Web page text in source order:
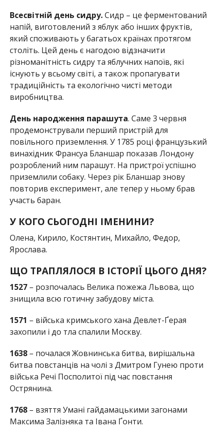
Всесвітній день сидру.Сидр – це ферментований
напій, виготовлений з яблук або інших фруктів,
який споживають у багатьох країнах протягом
століть. Цей день є нагодою відзначити
різноманітність сидру та яблучних напоїв, які
існують у всьому світі, а також пропагувати
традиційність та екологічно чисті методи
виробництва.
День народження парашута. Саме 3 червня
продемонстрували перший пристрій для
повільного приземлення. У 1785 році французький
винахідник Франсуа Бланшар показав Лондону
розроблений ним парашут. На пристрої успішно
приземлили собаку. Через рік Бланшар знову
повторив експеримент, але тепер у ньому брав
участь баран.
У КОГО СЬОГОДНІ ІМЕНИНИ?
Олена, Кирило, Костянтин, Михайло, Федор,
Ярослава.
ЩО ТРАПЛЯЛОСЯ В ІСТОРІЇ ЦЬОГО ДНЯ?
1527– розпочалась Велика пожежа Львова, що
знищила всю готичну забудову міста.
1571 – війська кримського хана Девлет-Ґерая
захопили і до тла спалили Москву.
1638– почалася Жовнинська битва, вирішальна
битва повстанців на чолі з Дмитром Гунею проти
війська Речі Посполитої під час повстання
Острянина.
1768– взяття Умані гайдамацькими загонами
Максима Залізняка та Івана Ґонти.